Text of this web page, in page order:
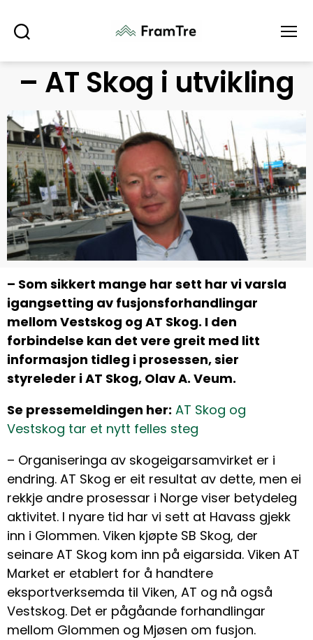
– AT Skog i utvikling
– Som sikkert mange har sett har vi varsla
igangsetting av fusjonsforhandlingar
mellom Vestskog og AT Skog. I den
forbindelse kan det vere greit med litt
informasjon tidleg i prosessen, sier
styreleder i AT Skog, Olav A. Veum.
Se pressemeldingen her: AT Skog og
Vestskog tar et nytt felles steg
– Organiseringa av skogeigarsamvirket er i
endring. AT Skog er eit resultat av dette, men ei
rekkje andre prosessar i Norge viser betydeleg
aktivitet. I nyare tid har vi sett at Havass gjekk
inn i Glommen. Viken kjøpte SB Skog, der
seinare AT Skog kom inn på eigarsida. Viken AT
Market er etablert for å handtere
eksportverksemda til Viken, AT og nå også
Vestskog. Det er pågåande forhandlingar
mellom Glommen og Mjøsen om fusjon.